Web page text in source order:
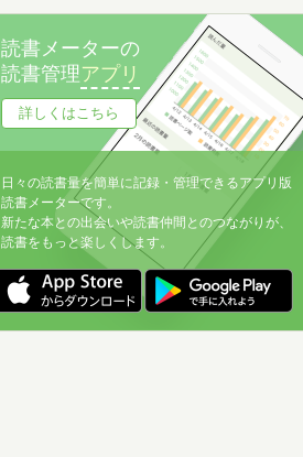
読書メーターの
読書管理アプリ
詳しくはこちら
日々の読書量を簡単に記録・管理できるアプリ版
読書メーターです。
新たな本との出会いや読書仲間とのつながりが、
読書をもっと楽しくします。